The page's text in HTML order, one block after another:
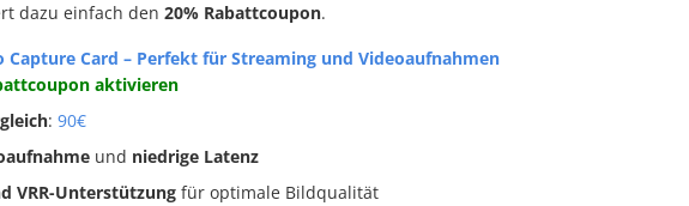
dazu einfach den 20% Rabattcoupon.
Capture Card – Perfekt für Streaming und Videoaufnahmen
aktivieren
: 90€
und niedrige Latenz
VRR-Unterstützung für optimale Bildqualität